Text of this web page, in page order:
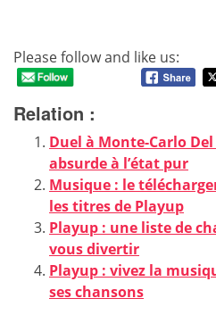
Please follow and like us:
Relation :
Duel à Monte-Carlo
absurde à l’état pur
Musique : le
les titres de Playup
Playup : une liste de
vous divertir
Playup : vivez la
ses chansons